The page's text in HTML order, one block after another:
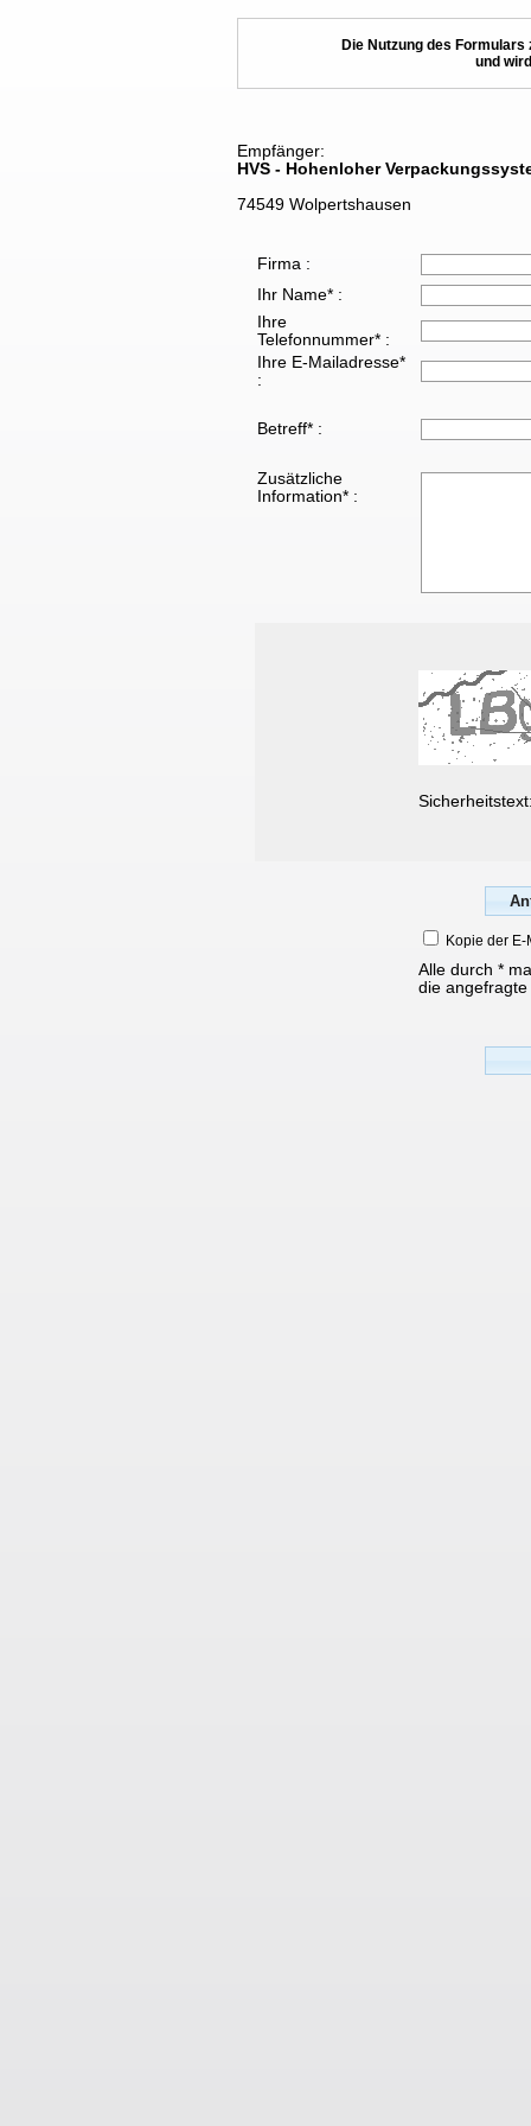
Die Nutzung des
und
Empfänger:
HVS - Hohenloher
74549 Wolpertshausen
Firma :
Ihr Name* :
Ihre
Telefonnummer* :
Ihre E-Mailadresse*
:
Betreff* :
Zusätzliche
Information* :
Kopie der
Alle durch *
die